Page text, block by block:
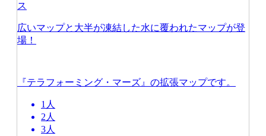
ス
広いマップと大半が凍結した水に覆われたマップが登
場！
『テラフォーミング・マーズ』の拡張マップです。
1人
2人
3人